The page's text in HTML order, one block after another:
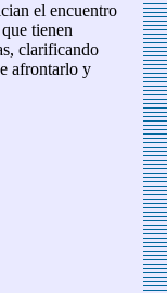
el encuentro
tienen
clarificando
afrontarlo y